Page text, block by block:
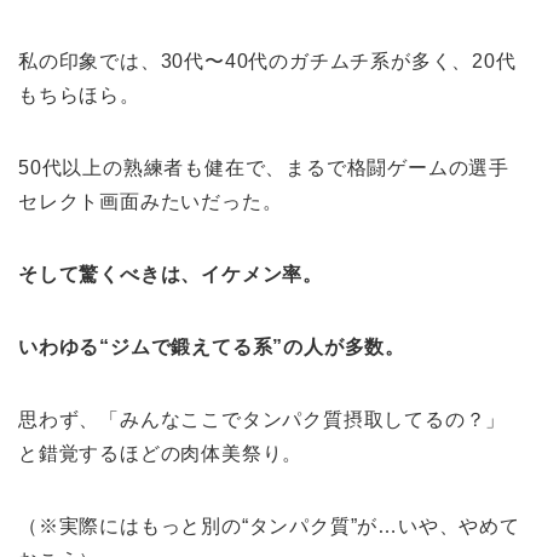
私の印象では、30代〜40代のガチムチ系が多く、20代
もちらほら。
50代以上の熟練者も健在で、まるで格闘ゲームの選手
セレクト画面みたいだった。
そして驚くべきは、イケメン率。
いわゆる“ジムで鍛えてる系”の人が多数。
思わず、「みんなここでタンパク質摂取してるの？」
と錯覚するほどの肉体美祭り。
（※実際にはもっと別の“タンパク質”が…いや、やめて